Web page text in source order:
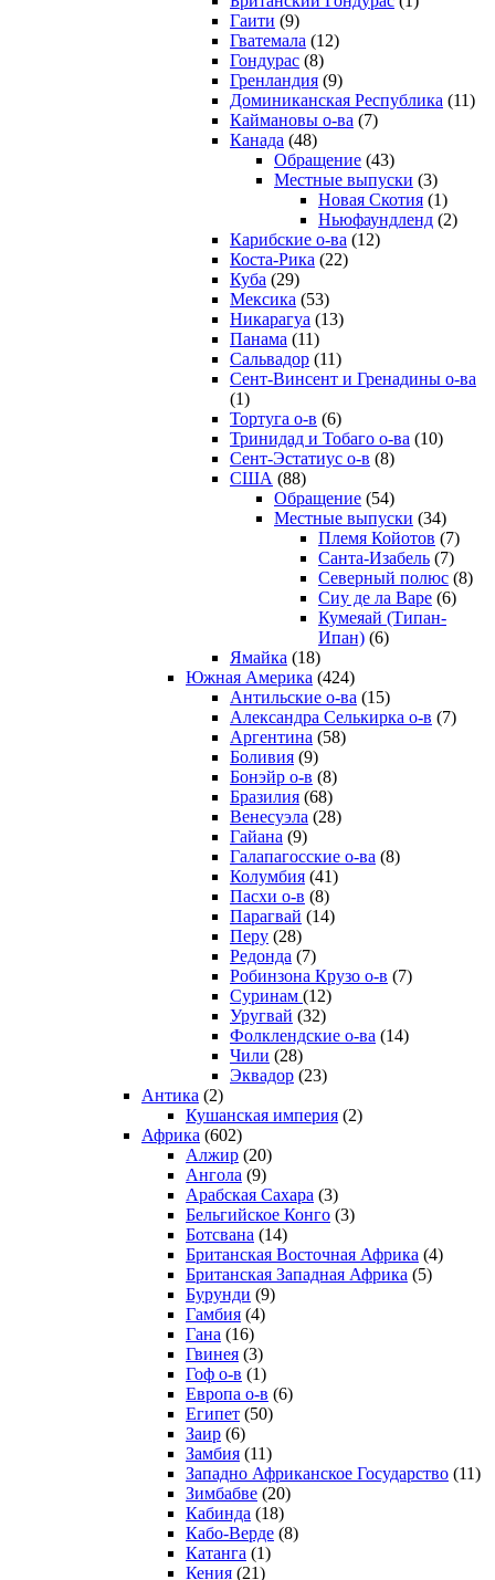
Гаити (9)
Гватемала (12)
Гондурас (8)
Гренландия (9)
Доминиканская Республика (11)
Каймановы о-ва (7)
Канада (48)
Обращение (43)
Местные выпуски (3)
Новая Скотия (1)
Ньюфаундленд (2)
Карибские о-ва (12)
Коста-Рика (22)
Куба (29)
Мексика (53)
Никарагуа (13)
Панама (11)
Сальвадор (11)
Сент-Винсент и Гренадины о-ва
(1)
Тортуга о-в (6)
Тринидад и Тобаго о-ва (10)
Сент-Эстатиус о-в (8)
США (88)
Обращение (54)
Местные выпуски (34)
Племя Койотов (7)
Санта-Изабель (7)
Северный полюс (8)
Сиу де ла Варе (6)
Кумеяай (Типан-
Ипан) (6)
Ямайка (18)
Южная Америка (424)
Антильские о-ва (15)
Александра Селькирка о-в (7)
Аргентина (58)
Боливия (9)
Бонэйр о-в (8)
Бразилия (68)
Венесуэла (28)
Гайана (9)
Галапагосские о-ва (8)
Колумбия (41)
Пасхи о-в (8)
Парагвай (14)
Перу (28)
Редонда (7)
Робинзона Крузо о-в (7)
Суринам (12)
Уругвай (32)
Фолклендские о-ва (14)
Чили (28)
Эквадор (23)
Антика (2)
Кушанская империя (2)
Африка (602)
Алжир (20)
Ангола (9)
Арабская Сахара (3)
Бельгийское Конго (3)
Ботсвана (14)
Британская Восточная Африка (4)
Британская Западная Африка (5)
Бурунди (9)
Гамбия (4)
Гана (16)
Гвинея (3)
Гоф о-в (1)
Европа о-в (6)
Египет (50)
Заир (6)
Замбия (11)
Западно Африканское Государство (11)
Зимбабве (20)
Кабинда (18)
Кабо-Верде (8)
Катанга (1)
Кения (21)